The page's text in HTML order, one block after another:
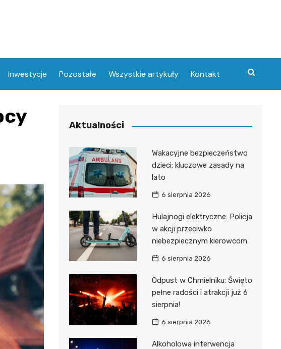
Inwestycje Pozostałe Wszystkie artykuły Kontakt
Aktualności
Wakacyjne bezpieczeństwo
dzieci: kluczowe zasady na
lato
6 sierpnia 2026
Hulajnogi elektryczne: Policja
w akcji przeciwko
niebezpiecznym kierowcom
6 sierpnia 2026
Odpust w Chmielniku: Święto
pełne radości i atrakcji już 6
sierpnia!
6 sierpnia 2026
Alkoholowa interwencja